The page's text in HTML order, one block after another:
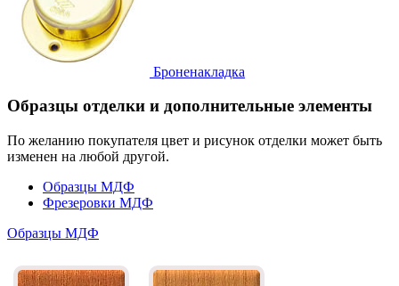
Броненакладка
Образцы отделки и дополнительные элементы
По желанию покупателя цвет и рисунок отделки может быть
изменен на любой другой.
Образцы МДФ
Фрезеровки МДФ
Образцы МДФ